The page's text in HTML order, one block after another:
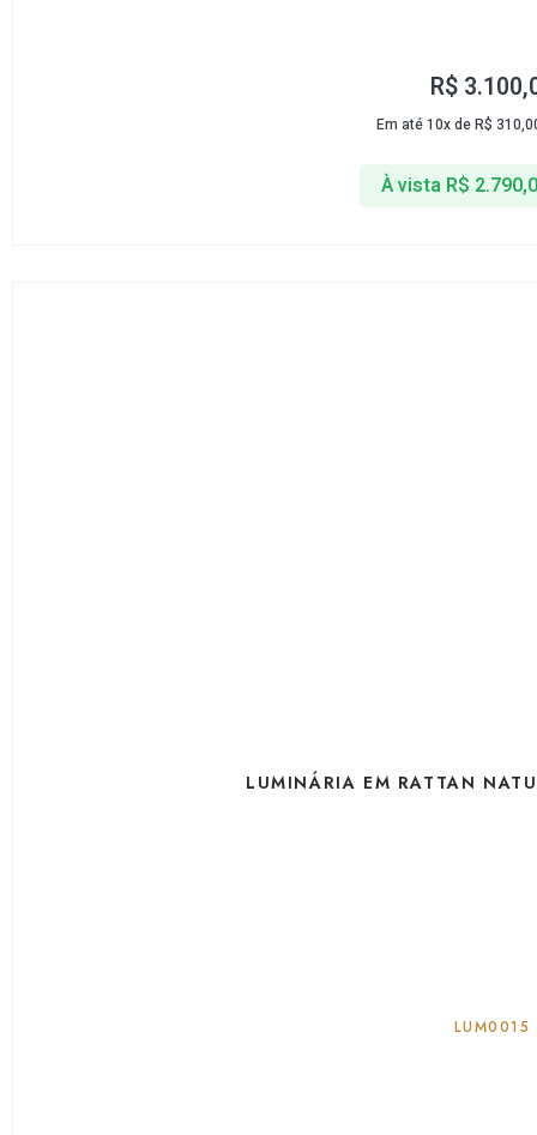
R$
Em até 10x deR$
À vista R$
LUMINÁRIA EM RATTAN
LUM0015